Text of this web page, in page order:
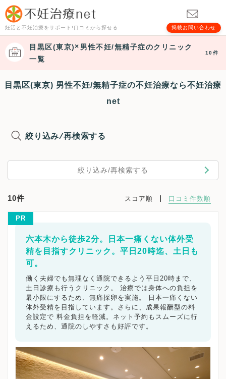
妊活と不妊治療をサポート!口コミから探せる 掲載お問い合わせ
目黒区(東京) 男性不妊/無精子症のクリニック
一覧
10件
目黒区(東京) 男性不妊/無精子症の不妊治療なら不妊治療
net
絞り込み/再検索する
絞り込み/再検索する
10件 スコア順 口コミ件数順
PR
六本木から徒歩2分。日本一痛くない体外受
精を目指すクリニック。平日20時迄、土日も
可。
働く夫婦でも無理なく通院できるよう平日20時まで、
土日診療も行うクリニック。 治療では身体への負担を
最小限にするため、無痛採卵を実施。 日本一痛くない
体外受精を目指しています。さらに、成果報酬型の料
金設定で 料金負担を軽減。ネット予約もスムーズに行
えるため、通院のしやすさも好評です。